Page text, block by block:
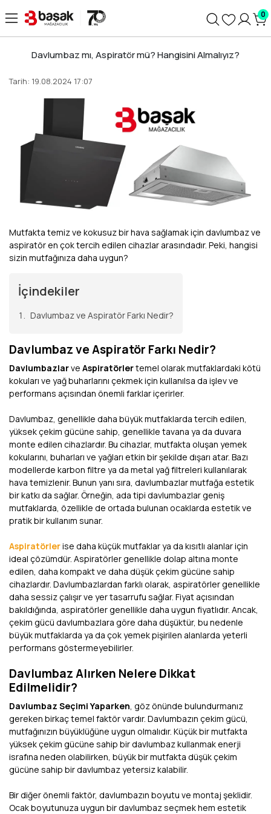
0
Davlumbaz mı, Aspiratör mü? Hangisini Almalıyız?
Tarih: 19.08.2024 17:07
Mutfakta temiz ve kokusuz bir hava sağlamak için davlumbaz ve
aspiratör en çok tercih edilen cihazlar arasındadır. Peki, hangisi
sizin mutfağınıza daha uygun?
İçindekiler
Davlumbaz ve Aspiratör Farkı Nedir?
Davlumbaz ve Aspiratör Farkı Nedir?
Davlumbazlarve Aspiratörlertemel olarak mutfaklardaki kötü
kokuları ve yağ buharlarını çekmek için kullanılsa da işlev ve
performans açısından önemli farklar içerirler.
Davlumbaz, genellikle daha büyük mutfaklarda tercih edilen,
yüksek çekim gücüne sahip, genellikle tavana ya da duvara
monte edilen cihazlardır. Bu cihazlar, mutfakta oluşan yemek
kokularını, buharları ve yağları etkin bir şekilde dışarı atar. Bazı
modellerde karbon filtre ya da metal yağ filtreleri kullanılarak
hava temizlenir. Bunun yanı sıra, davlumbazlar mutfağa estetik
bir katkı da sağlar. Örneğin, ada tipi davlumbazlar geniş
mutfaklarda, özellikle de ortada bulunan ocaklarda estetik ve
pratik bir kullanım sunar.
Aspiratörlerise daha küçük mutfaklar ya da kısıtlı alanlar için
ideal çözümdür. Aspiratörler genellikle dolap altına monte
edilen, daha kompakt ve daha düşük çekim gücüne sahip
cihazlardır. Davlumbazlardan farklı olarak, aspiratörler genellikle
daha sessiz çalışır ve yer tasarrufu sağlar. Fiyat açısından
bakıldığında, aspiratörler genellikle daha uygun fiyatlıdır. Ancak,
çekim gücü davlumbazlara göre daha düşüktür, bu nedenle
büyük mutfaklarda ya da çok yemek pişirilen alanlarda yeterli
performans göstermeyebilirler.
Davlumbaz Alırken Nelere Dikkat
Edilmelidir?
Davlumbaz Seçimi Yaparken, göz önünde bulundurmanız
gereken birkaç temel faktör vardır. Davlumbazın çekim gücü,
mutfağınızın büyüklüğüne uygun olmalıdır. Küçük bir mutfakta
yüksek çekim gücüne sahip bir davlumbaz kullanmak enerji
israfına neden olabilirken, büyük bir mutfakta düşük çekim
gücüne sahip bir davlumbaz yetersiz kalabilir.
Bir diğer önemli faktör, davlumbazın boyutu ve montaj şeklidir.
Ocak boyutunuza uygun bir davlumbaz seçmek hem estetik